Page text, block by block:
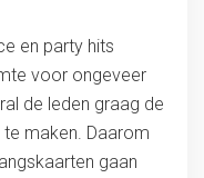
en party hits
voor ongeveer
de leden graag de
maken. Daarom
gaan